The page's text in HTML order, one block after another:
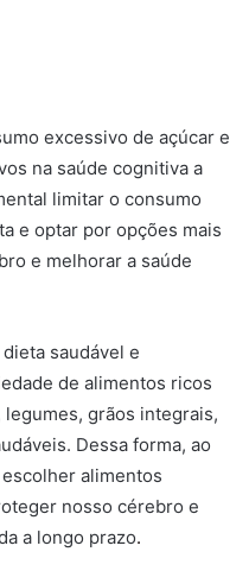
excessivo de açúcar e
na saúde cognitiva a
limitar o consumo
e optar por opções mais
e melhorar a saúde
saudável e
de alimentos ricos
grãos integrais,
Dessa forma, ao
alimentos
nosso cérebro e
a longo prazo.